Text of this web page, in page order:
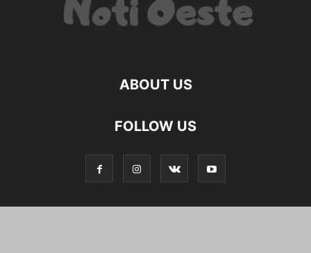
ABOUT US
FOLLOW US